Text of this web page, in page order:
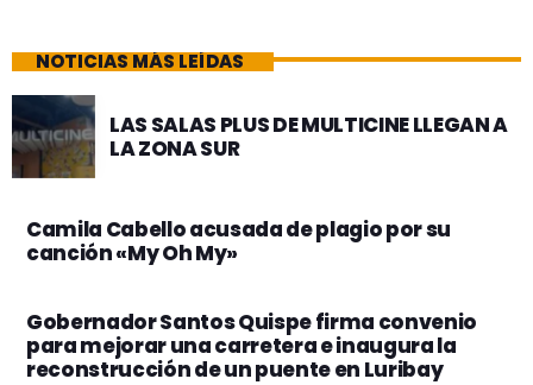
NOTICIAS MÁS LEÍDAS
LAS SALAS PLUS DE MULTICINE LLEGAN A
LA ZONA SUR
Camila Cabello acusada de plagio por su
canción «My Oh My»
Gobernador Santos Quispe firma convenio
para mejorar una carretera e inaugura la
reconstrucción de un puente en Luribay